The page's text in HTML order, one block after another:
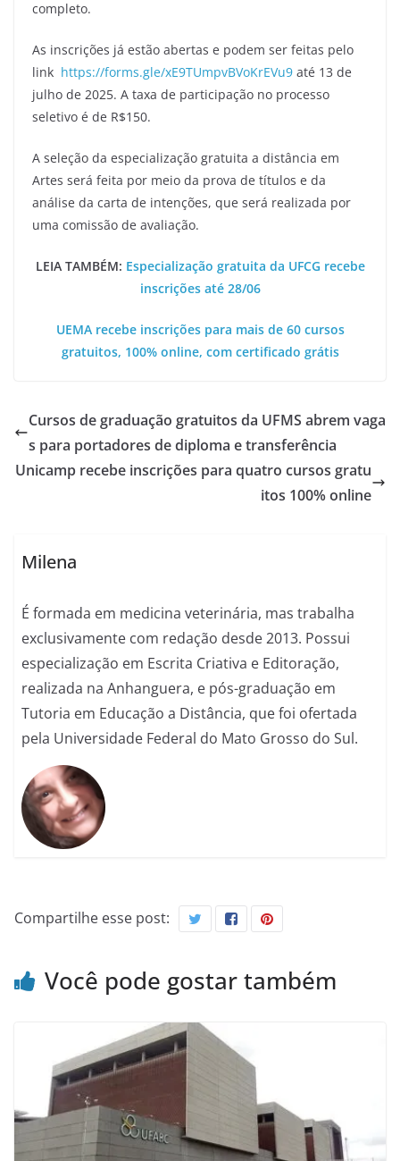
completo.
As inscrições já estão abertas e podem ser feitas pelo
link https://forms.gle/xE9TUmpvBVoKrEVu9 até 13 de
julho de 2025. A taxa de participação no processo
seletivo é de R$150.
A seleção da especialização gratuita a distância em
Artes será feita por meio da prova de títulos e da
análise da carta de intenções, que será realizada por
uma comissão de avaliação.
LEIA TAMBÉM: Especialização gratuita da UFCG recebe
inscrições até 28/06
UEMA recebe inscrições para mais de 60 cursos
gratuitos, 100% online, com certificado grátis
Cursos de graduação gratuitos da UFMS abrem vaga
s para portadores de diploma e transferência
Unicamp recebe inscrições para quatro cursos gratu
itos 100% online
Milena
É formada em medicina veterinária, mas trabalha
exclusivamente com redação desde 2013. Possui
especialização em Escrita Criativa e Editoração,
realizada na Anhanguera, e pós-graduação em
Tutoria em Educação a Distância, que foi ofertada
pela Universidade Federal do Mato Grosso do Sul.
Compartilhe esse post:
Você pode gostar também